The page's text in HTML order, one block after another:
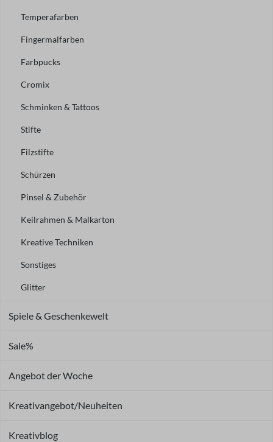
Temperafarben
Fingermalfarben
Farbpucks
Cromix
Schminken & Tattoos
Stifte
Filzstifte
Schürzen
Pinsel & Zubehör
Keilrahmen & Malkarton
Kreative Techniken
Sonstiges
Glitter
Spiele & Geschenkewelt
Sale%
Angebot der Woche
Kreativangebot/Neuheiten
Kreativblog